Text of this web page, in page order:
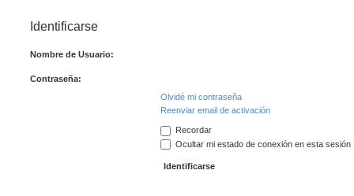
Identificarse
Nombre de Usuario:
Contraseña:
Olvidé mi contraseña
Reenviar email de activación
Recordar
Ocultar mi estado de conexión en esta sesión